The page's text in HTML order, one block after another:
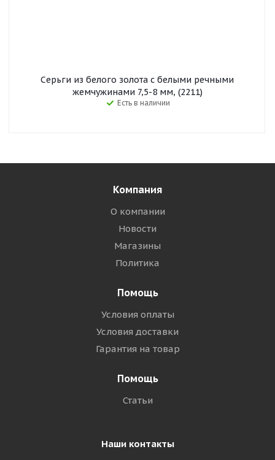
Серьги из белого золота с белыми речными
жемчужинами 7,5-8 мм, (2211)
Есть в наличии
Компания
О компании
Новости
Магазины
Политика
Помощь
Условия оплаты
Условия доставки
Гарантия на товар
Помощь
Статьи
Наши контакты